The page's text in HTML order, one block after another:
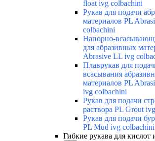
float ivg colbachini
Рукав для подачи
материалов PL
colbachini
Напорно-
для абразивных
Abrasive LL ivg
Плаврукав для
всасывания
материалов PL
ivg colbachini
Рукав для подачи
раствора PL Grout
Рукав для подачи
PL Mud ivg colbachini
Гибкие рукава для кислот